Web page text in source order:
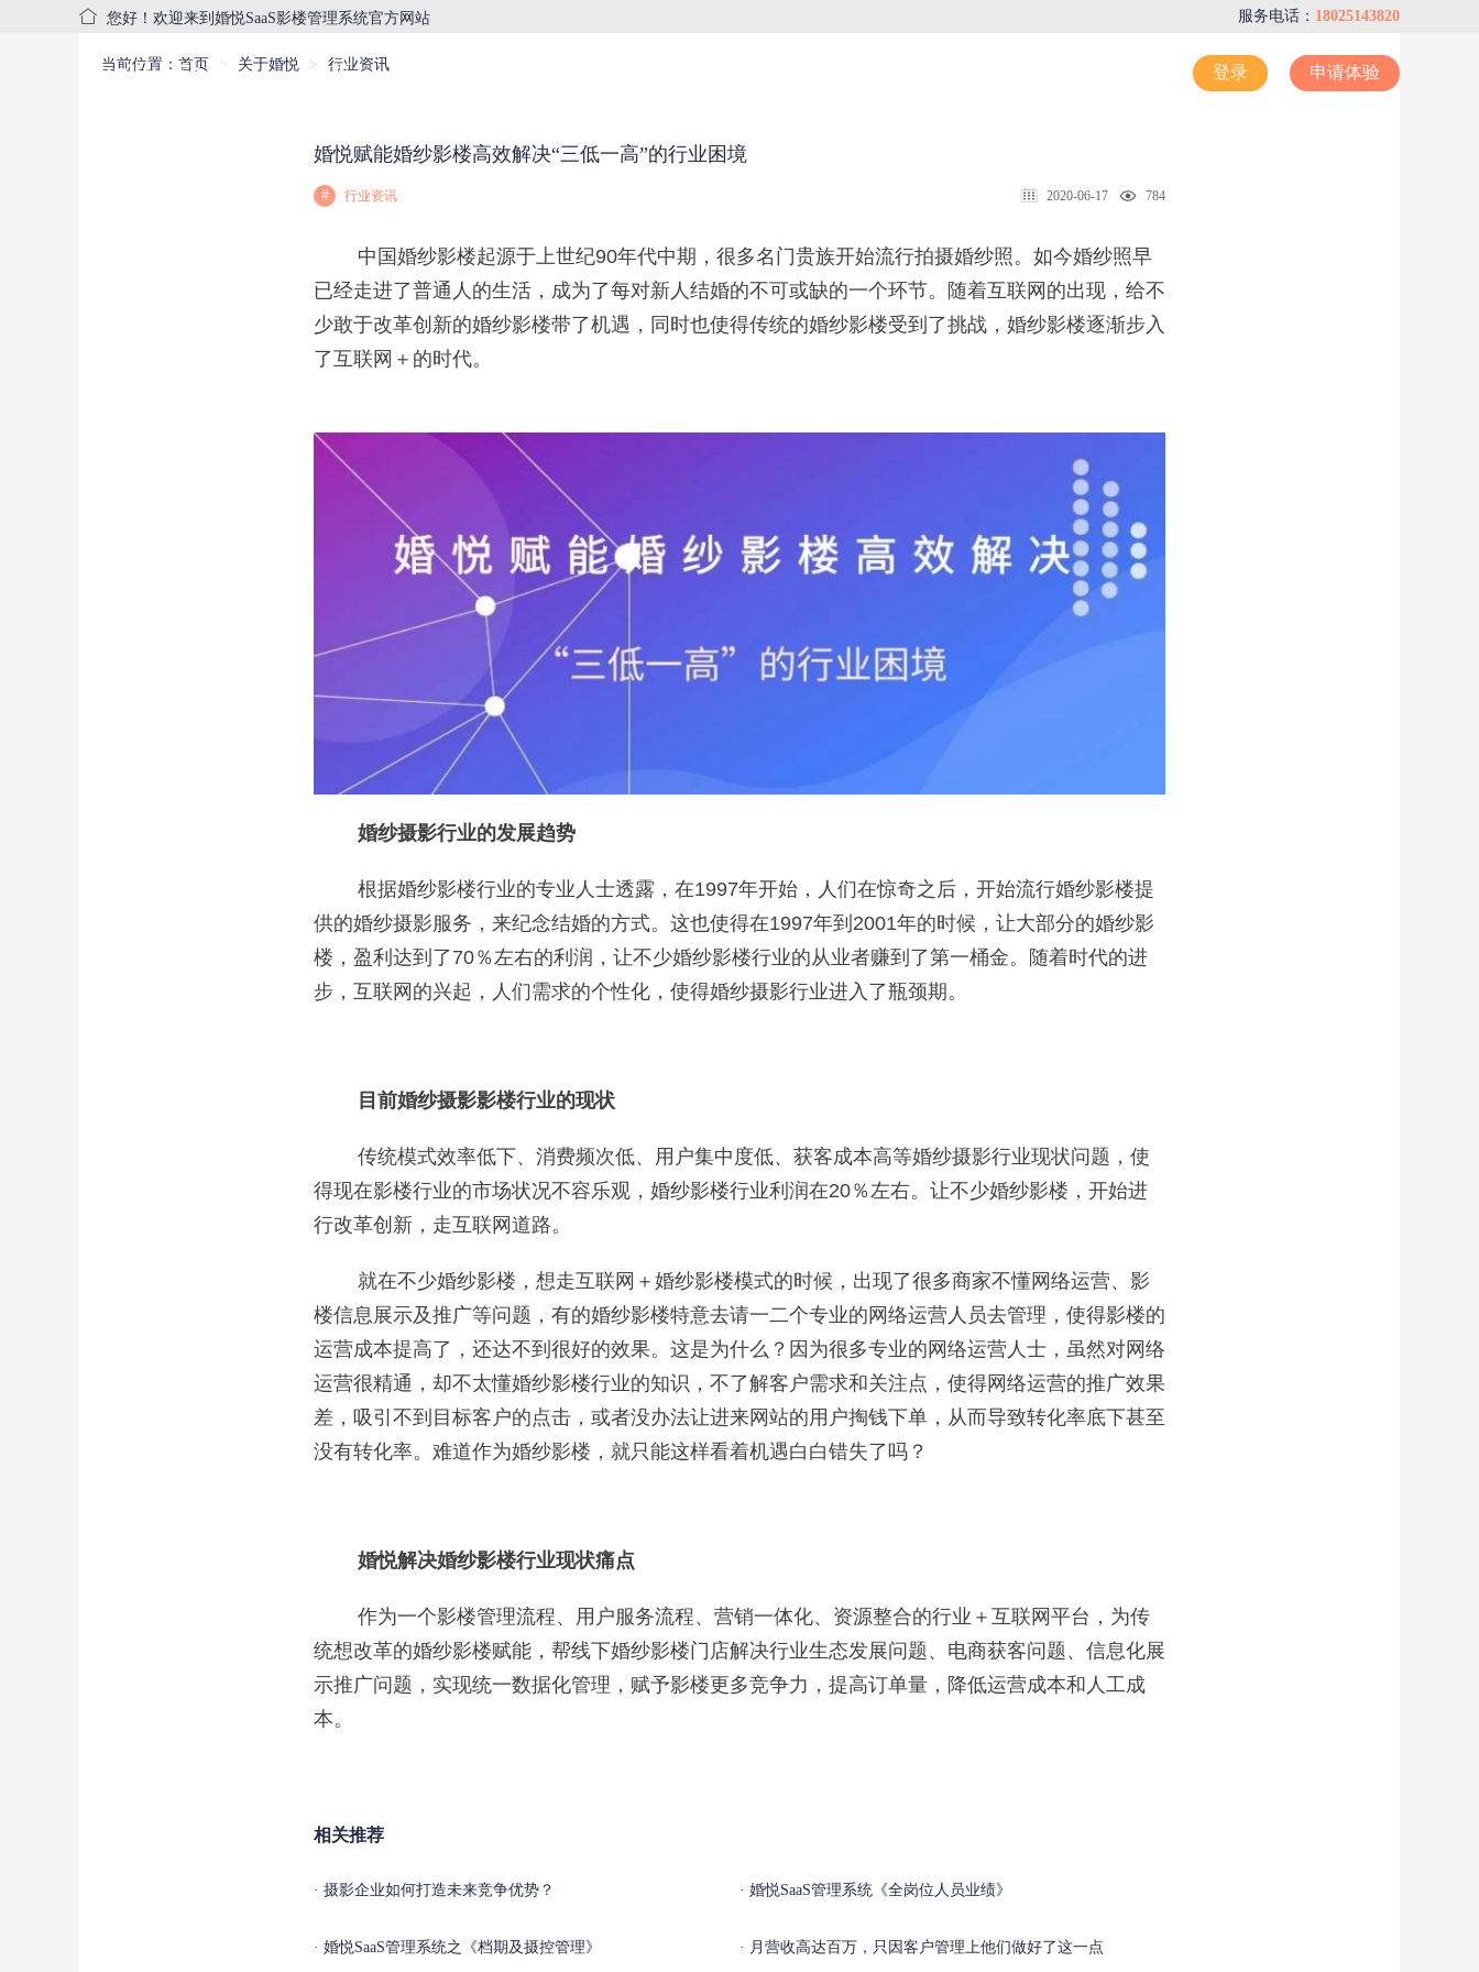
您好！欢迎来到婚悦SaaS影楼管理系统官方网站 服务电话： 18025143820
首页 登录 申请体验
当前位置： 首页 关于婚悦 行业资讯
婚悦赋能婚纱影楼高效解决“三低一高”的行业困境
# 行业资讯 2020-06-17 784
中国婚纱影楼起源于上世纪90年代中期，很多名门贵族开始流行拍摄婚纱照。如今婚纱照早
已经走进了普通人的生活，成为了每对新人结婚的不可或缺的一个环节。随着互联网的出现，给不
少敢于改革创新的婚纱影楼带了机遇，同时也使得传统的婚纱影楼受到了挑战，婚纱影楼逐渐步入
了互联网＋的时代。
婚纱摄影行业的发展趋势
根据婚纱影楼行业的专业人士透露，在1997年开始，人们在惊奇之后，开始流行婚纱影楼提
供的婚纱摄影服务，来纪念结婚的方式。这也使得在1997年到2001年的时候，让大部分的婚纱影
楼，盈利达到了70％左右的利润，让不少婚纱影楼行业的从业者赚到了第一桶金。随着时代的进
步，互联网的兴起，人们需求的个性化，使得婚纱摄影行业进入了瓶颈期。
目前婚纱摄影影楼行业的现状
传统模式效率低下、消费频次低、用户集中度低、获客成本高等婚纱摄影行业现状问题，使
得现在影楼行业的市场状况不容乐观，婚纱影楼行业利润在20％左右。让不少婚纱影楼，开始进
行改革创新，走互联网道路。
就在不少婚纱影楼，想走互联网＋婚纱影楼模式的时候，出现了很多商家不懂网络运营、影
楼信息展示及推广等问题，有的婚纱影楼特意去请一二个专业的网络运营人员去管理，使得影楼的
运营成本提高了，还达不到很好的效果。这是为什么？因为很多专业的网络运营人士，虽然对网络
运营很精通，却不太懂婚纱影楼行业的知识，不了解客户需求和关注点，使得网络运营的推广效果
差，吸引不到目标客户的点击，或者没办法让进来网站的用户掏钱下单，从而导致转化率底下甚至
没有转化率。难道作为婚纱影楼，就只能这样看着机遇白白错失了吗？
婚悦解决婚纱影楼行业现状痛点
作为一个影楼管理流程、用户服务流程、营销一体化、资源整合的行业＋互联网平台，为传
统想改革的婚纱影楼赋能，帮线下婚纱影楼门店解决行业生态发展问题、电商获客问题、信息化展
示推广问题，实现统一数据化管理，赋予影楼更多竞争力，提高订单量，降低运营成本和人工成
本。
相关推荐
摄影企业如何打造未来竞争优势？ 婚悦SaaS管理系统《全岗位人员业绩》
婚悦SaaS管理系统之《档期及摄控管理》 月营收高达百万，只因客户管理上他们做好了这一点